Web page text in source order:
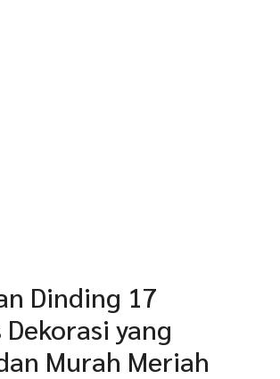
Dinding 17
yang
Murah Meriah